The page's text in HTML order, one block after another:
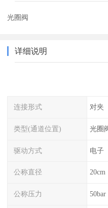
光圈阀
详细说明
连接形式 对夹
类型(通道位置) 光圈
驱动方式 电子
公称直径 20cm
公称压力 50bar